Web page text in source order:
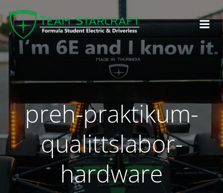
preh-praktikum-
qualittslabor-
hardware